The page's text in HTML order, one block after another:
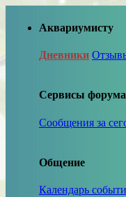
Аквариумисту
Дневники
Сервисы форума
Сообщения за
Общение
Календарь